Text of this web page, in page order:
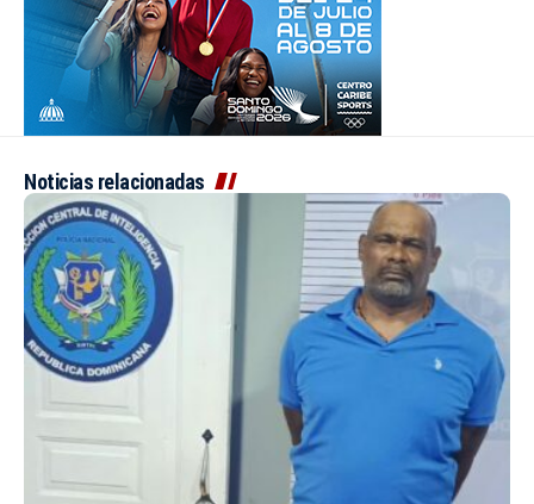
Noticias relacionadas